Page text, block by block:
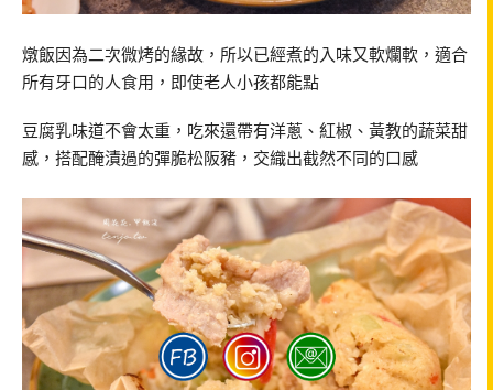
燉飯因為二次微烤的緣故，所以已經煮的入味又軟爛軟，適合
所有牙口的人食用，即使老人小孩都能點
豆腐乳味道不會太重，吃來還帶有洋蔥、紅椒、黃教的蔬菜甜
感，搭配醃漬過的彈脆松阪豬，交織出截然不同的口感